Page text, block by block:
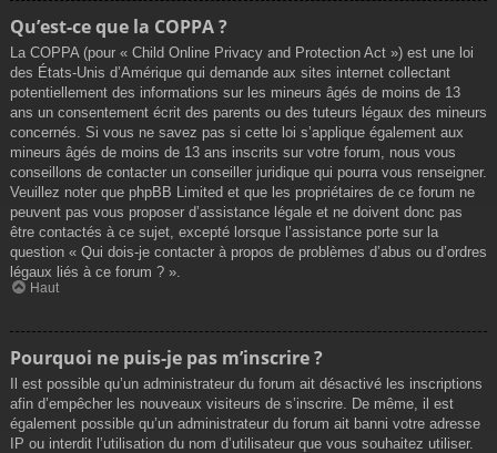
Qu’est-ce que la COPPA ?
La COPPA (pour « Child Online Privacy and Protection Act ») est une loi
des États-Unis d’Amérique qui demande aux sites internet collectant
potentiellement des informations sur les mineurs âgés de moins de 13
ans un consentement écrit des parents ou des tuteurs légaux des mineurs
concernés. Si vous ne savez pas si cette loi s’applique également aux
mineurs âgés de moins de 13 ans inscrits sur votre forum, nous vous
conseillons de contacter un conseiller juridique qui pourra vous renseigner.
Veuillez noter que phpBB Limited et que les propriétaires de ce forum ne
peuvent pas vous proposer d’assistance légale et ne doivent donc pas
être contactés à ce sujet, excepté lorsque l’assistance porte sur la
question « Qui dois-je contacter à propos de problèmes d’abus ou d’ordres
légaux liés à ce forum ? ».
Haut
Pourquoi ne puis-je pas m’inscrire ?
Il est possible qu’un administrateur du forum ait désactivé les inscriptions
afin d’empêcher les nouveaux visiteurs de s’inscrire. De même, il est
également possible qu’un administrateur du forum ait banni votre adresse
IP ou interdit l’utilisation du nom d’utilisateur que vous souhaitez utiliser.